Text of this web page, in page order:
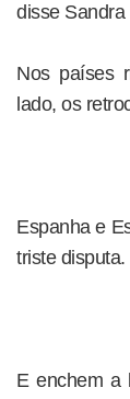
disse Sandra
Nos países
lado, os
Espanha e
triste disputa.
E enchem a